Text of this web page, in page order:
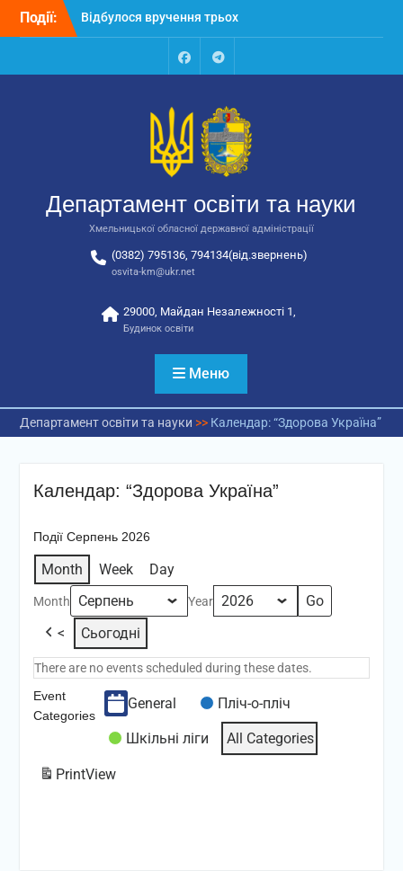
Перейти
Події:
Відбулося вручення трьох
автобусів для потреб
Відбулося засідання
освіти та науки обласної
державної адміністрації
Відбулась обласна
національно-патріотичне
виховання
FacebookTalegram
Департамент освіти та науки
Хмельницької обласної державної адміністрації
(0382) 795136, 794134(від.звернень)
osvita-km@ukr.net
29000, Майдан Незалежності 1,
Будинок освіти
Меню
Департамент освіти та науки >> Календар: “Здорова Україна”
Календар: “Здорова Україна”
Події Серпень 2026
Month Week Day
Month Year
< Сьогодні
There are no events scheduled during these dates.
Event
Categories
General Пліч-о-пліч
Шкільні ліги All Categories
PrintView